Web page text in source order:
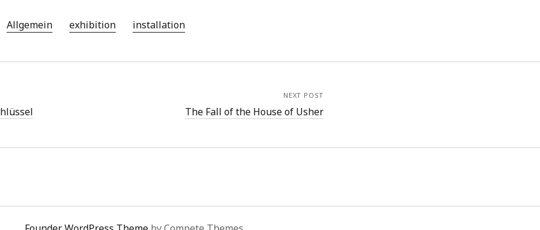
Allgemein exhibition installation
NEXT POST
The Fall of the House of Usher